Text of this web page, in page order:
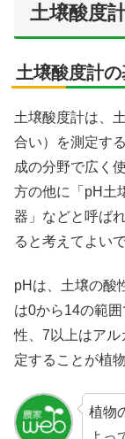
土壌酸度
土壌酸度計
土壌酸度計は、
合い）を測定す
成の分野で広く
方の他に「pH土
器」などと呼ば
ると考えてよい
pHは、土壌の酸
は0から14の範
性、7以上はアル
定することが植
植物